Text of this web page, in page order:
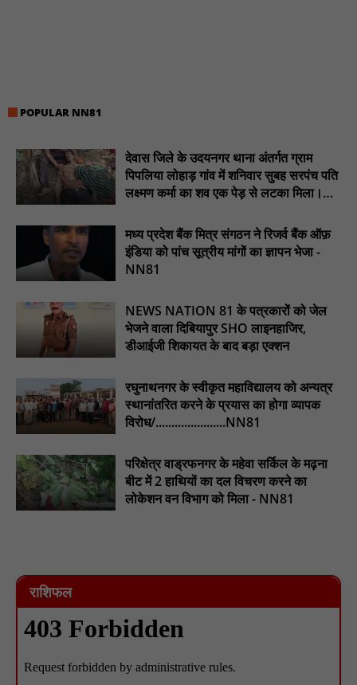
₹10 न्यूनतम किराया, ₹2 प्रति किमी दर: सिवनी में बस यात्रियों पर बढ़ेगा
आर्थिक दबाव, राजपत्र में नई किराया दरें: NN81
चिरूनी गांव को मिली सड़क की सौगात, डेढ़ किमी रोड मंजूर होते ही ग्रामीणों में
छाई खुशी : NN81
ईदगाह परिसर में वृक्षारोपण कर मनाया गया इमरान प्रतापगढ़ी जी का जन्मदिन
: nn81
POPULAR NN81
देवास जिले के उदयनगर थाना अंतर्गत ग्राम
पिपलिया लोहाड़ गांव में शनिवार सुबह सरपंच पति
लक्ष्मण कर्मा का शव एक पेड़ से लटका मिला।
मध्य प्रदेश बैंक मित्र संगठन ने रिजर्व बैंक ऑफ़
इंडिया को पांच सूत्रीय मांगों का ज्ञापन भेजा -
NN81
NEWS NATION 81 के पत्रकारों को जेल
भेजने वाला दिबियापुर SHO लाइनहाजिर,
डीआईजी शिकायत के बाद बड़ा एक्शन
रघुनाथनगर के स्वीकृत महाविद्यालय को अन्यत्र
स्थानांतरित करने के प्रयास का होगा व्यापक
विरोध/......................NN81
परिक्षेत्र वाड्रफनगर के महेवा सर्किल के मढ़ना
बीट में 2 हाथियों का दल विचरण करने का
लोकेशन वन विभाग को मिला - NN81
राशिफल